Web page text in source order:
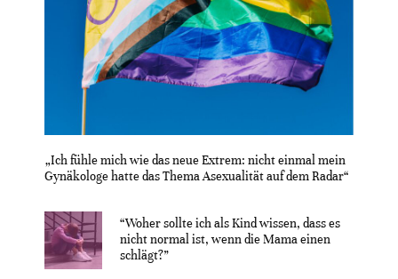
„Ich fühle mich wie das neue Extrem: nicht einmal mein
Gynäkologe hatte das Thema Asexualität auf dem Radar“
“Woher sollte ich als Kind wissen, dass es
nicht normal ist, wenn die Mama einen
schlägt?”